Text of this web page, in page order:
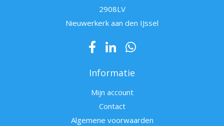
2908LV
Nieuwerkerk aan den IJssel
Informatie
Mijn account
Contact
Algemene voorwaarden